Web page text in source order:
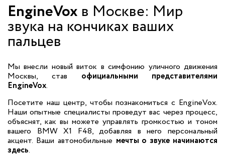
EngineVox в Москве: Мир
звука на кончиках ваших
пальцев
Мы внесли новый виток в симфонию уличного движения
Москвы, став официальными представителями
EngineVox.
Посетите наш центр, чтобы познакомиться с EngineVox.
Наши опытные специалисты проведут вас через процесс,
объяснят, как вы можете управлять громкостью и тоном
вашего BMW X1 F48, добавляя в него персональный
акцент. Ваши автомобильные мечты о звуке начинаются
здесь.